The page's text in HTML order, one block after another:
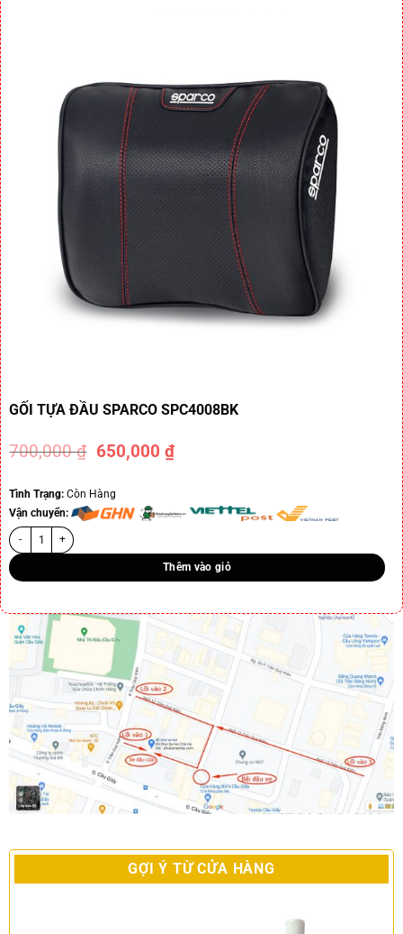
GỐI TỰA ĐẦU SPARCO SPC4008BK
700,000₫ 650,000₫
Tình Trạng:Còn Hàng
Vận chuyển:
Thêm vào giỏ
GỢI Ý TỪ CỬA HÀNG